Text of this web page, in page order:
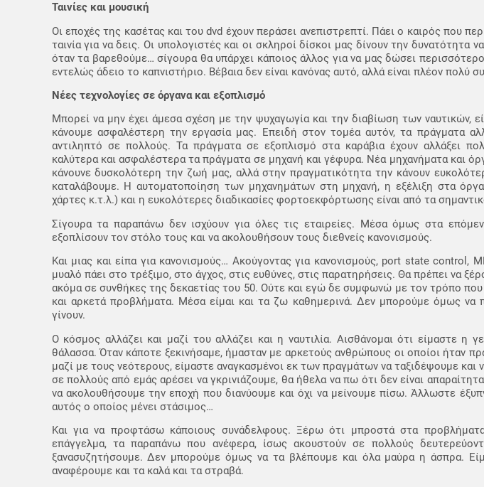
Ταινίες και μουσική
Οι εποχές της κασέτας και του dvd έχουν περάσει ανεπιστρεπτί. Πάει ο καιρός που
ταινία για να δεις. Οι υπολογιστές και οι σκληροί δίσκοι μας δίνουν την δυνατότητα
όταν τα βαρεθούμε… σίγουρα θα υπάρχει κάποιος άλλος για να μας δώσει
εντελώς άδειο το καπνιστήριο. Βέβαια δεν είναι κανόνας αυτό, αλλά είναι πλέον πολύ
Νέες τεχνολογίες σε όργανα και εξοπλισμό
Μπορεί να μην έχει άμεσα σχέση με την ψυχαγωγία και την διαβίωση των ναυτικών,
κάνουμε ασφαλέστερη την εργασία μας. Επειδή στον τομέα αυτόν, τα πράγματα
αντιληπτό σε πολλούς. Τα πράγματα σε εξοπλισμό στα καράβια έχουν αλλάξει
καλύτερα και ασφαλέστερα τα πράγματα σε μηχανή και γέφυρα. Νέα μηχανήματα και
κάνουνε δυσκολότερη την ζωή μας, αλλά στην πραγματικότητα την κάνουν
καταλάβουμε. Η αυτοματοποίηση των μηχανημάτων στη μηχανή, η εξέλιξη στα
χάρτες κ.τ.λ.) και η ευκολότερες διαδικασίες φορτοεκφόρτωσης είναι από τα
Σίγουρα τα παραπάνω δεν ισχύουν για όλες τις εταιρείες. Μέσα όμως στα
εξοπλίσουν τον στόλο τους και να ακολουθήσουν τους διεθνείς κανονισμούς.
Και μιας και είπα για κανονισμούς… Ακούγοντας για κανονισμούς, port state control,
μυαλό πάει στο τρέξιμο, στο άγχος, στις ευθύνες, στις παρατηρήσεις. Θα πρέπει να
ακόμα σε συνθήκες της δεκαετίας του 50. Ούτε και εγώ δε συμφωνώ με τον τρόπο που
και αρκετά προβλήματα. Μέσα είμαι και τα ζω καθημερινά. Δεν μπορούμε όμως να
γίνουν.
Ο κόσμος αλλάζει και μαζί του αλλάζει και η ναυτιλία. Αισθάνομαι ότι είμαστε η
θάλασσα. Όταν κάποτε ξεκινήσαμε, ήμασταν με αρκετούς ανθρώπους οι οποίοι ήταν
μαζί με τους νεότερους, είμαστε αναγκασμένοι εκ των πραγμάτων να ταξιδέψουμε και
σε πολλούς από εμάς αρέσει να γκρινιάζουμε, θα ήθελα να πω ότι δεν είναι
να ακολουθήσουμε την εποχή που διανύουμε και όχι να μείνουμε πίσω. Άλλωστε
αυτός ο οποίος μένει στάσιμος…
Και για να προφτάσω κάποιους συνάδελφους. Ξέρω ότι μπροστά στα προβλήματα
επάγγελμα, τα παραπάνω που ανέφερα, ίσως ακουστούν σε πολλούς
ξανασυζητήσουμε. Δεν μπορούμε όμως να τα βλέπουμε και όλα μαύρα η άσπρα.
αναφέρουμε και τα καλά και τα στραβά.